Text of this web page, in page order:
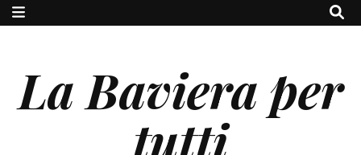
La Baviera per
tutti